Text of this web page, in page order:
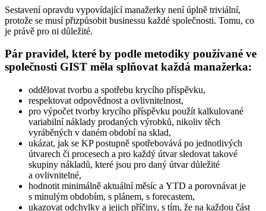
Sestavení opravdu vypovídající manažerky není úplně triviální,
protože se musí přizpůsobit businessu každé společnosti. Tomu, co
je právě pro ni důležité.
Pár pravidel, které by podle metodiky používané ve
společnosti GIST měla splňovat každá manažerka:
oddělovat tvorbu a spotřebu krycího příspěvku,
respektovat odpovědnost a ovlivnitelnost,
pro výpočet tvorby krycího příspěvku použít kalkulované
variabilní náklady prodaných výrobků, nikoliv těch
vyráběných v daném období na sklad,
ukázat, jak se KP postupně spotřebovává po jednotlivých
útvarech či procesech a pro každý útvar sledovat takové
skupiny nákladů, které jsou pro daný útvar důležité
a ovlivnitelné,
hodnotit minimálně aktuální měsíc a YTD a porovnávat je
s minulým obdobím, s plánem, s forecastem,
ukazovat odchylky a jejich příčiny, s tím, že na každou část